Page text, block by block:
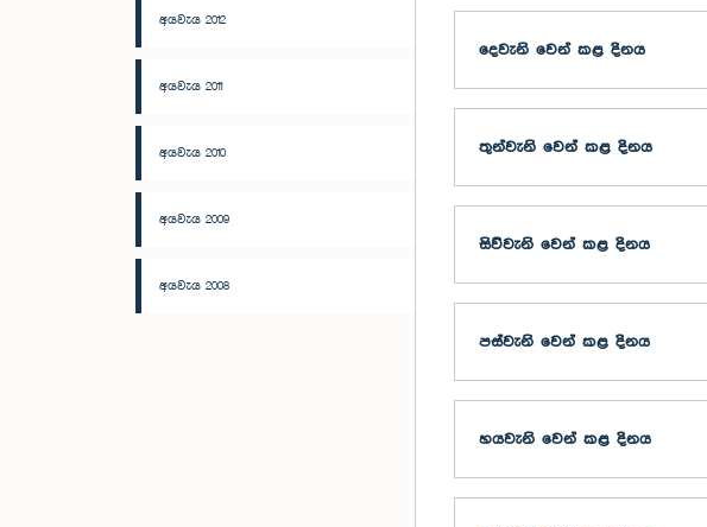
අයවැය 2012
අයවැය 2011
අයවැය 2010
අයවැය 2009
අයවැය 2008
දෙවැනි වෙන් කළ දිනය
තුන්වැනි වෙන් කළ දිනය
සිව්වැනි වෙන් කළ දිනය
පස්වැනි වෙන් කළ දිනය
හයවැනි වෙන් කළ දිනය